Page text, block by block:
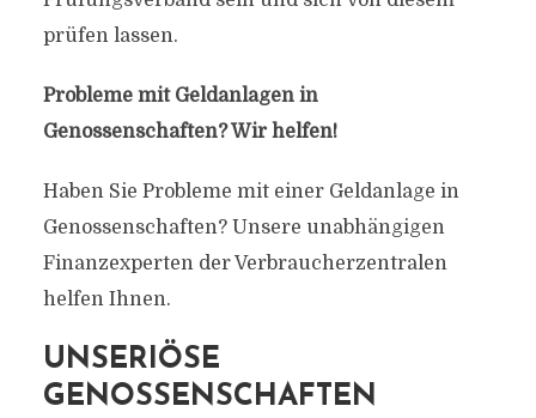
prüfen lassen.
Probleme mit Geldanlagen in
Genossenschaften? Wir helfen!
Haben Sie Probleme mit einer Geldanlage in
Genossenschaften? Unsere unabhängigen
Finanzexperten der Verbraucherzentralen
helfen Ihnen.
UNSERIÖSE
GENOSSENSCHAFTEN